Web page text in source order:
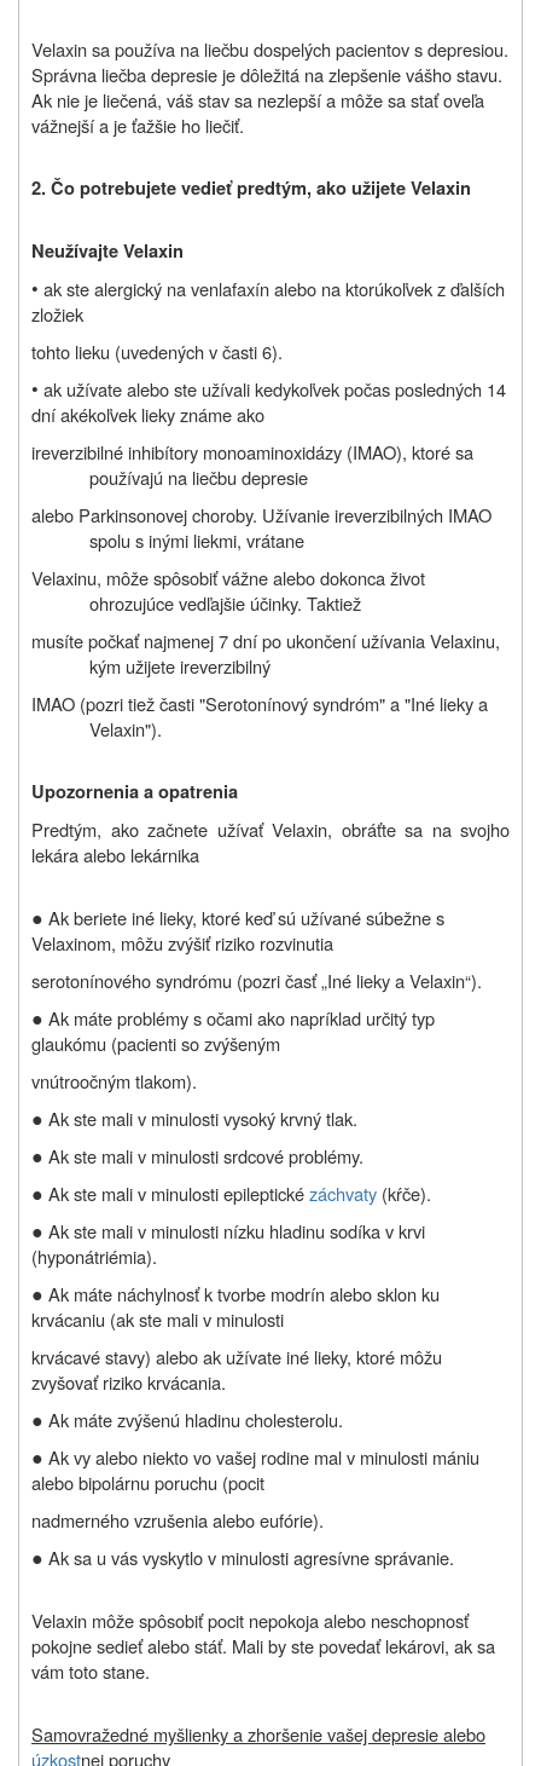
Velaxin sa používa na liečbu dospelých pacientov s depresiou.
Správna liečba depresie je dôležitá na zlepšenie vášho stavu.
Ak nie je liečená, váš stav sa nezlepší a môže sa stať oveľa
vážnejší a je ťažšie ho liečiť.
2. Čo potrebujete vedieť predtým, ako užijete Velaxin
Neužívajte Velaxin
• ak ste alergický na venlafaxín alebo na ktorúkoľvek z ďalších
zložiek
tohto lieku (uvedených v časti 6).
• ak užívate alebo ste užívali kedykoľvek počas posledných 14
dní akékoľvek lieky známe ako
ireverzibilné inhibítory monoaminoxidázy (IMAO), ktoré sa
používajú na liečbu depresie
alebo Parkinsonovej choroby. Užívanie ireverzibilných IMAO
spolu s inými liekmi, vrátane
Velaxinu, môže spôsobiť vážne alebo dokonca život
ohrozujúce vedľajšie účinky. Taktiež
musíte počkať najmenej 7 dní po ukončení užívania Velaxinu,
kým užijete ireverzibilný
IMAO (pozri tiež časti "Serotonínový syndróm" a "Iné lieky a
Velaxin").
Upozornenia a opatrenia
Predtým, ako začnete užívať Velaxin, obráťte sa na svojho
lekára alebo lekárnika
● Ak beriete iné lieky, ktoré keď sú užívané súbežne s
Velaxinom, môžu zvýšiť riziko rozvinutia
serotonínového syndrómu (pozri časť „Iné lieky a Velaxin“).
● Ak máte problémy s očami ako napríklad určitý typ
glaukómu (pacienti so zvýšeným
vnútroočným tlakom).
● Ak ste mali v minulosti vysoký krvný tlak.
● Ak ste mali v minulosti srdcové problémy.
● Ak ste mali v minulosti epileptickézáchvaty (kŕče).
● Ak ste mali v minulosti nízku hladinu sodíka v krvi
(hyponátriémia).
● Ak máte náchylnosť k tvorbe modrín alebo sklon ku
krvácaniu (ak ste mali v minulosti
krvácavé stavy) alebo ak užívate iné lieky, ktoré môžu
zvyšovať riziko krvácania.
● Ak máte zvýšenú hladinu cholesterolu.
● Ak vy alebo niekto vo vašej rodine mal v minulosti mániu
alebo bipolárnu poruchu (pocit
nadmerného vzrušenia alebo eufórie).
● Ak sa u vás vyskytlo v minulosti agresívne správanie.
Velaxin môže spôsobiť pocit nepokoja alebo neschopnosť
pokojne sedieť alebo stáť. Mali by ste povedať lekárovi, ak sa
vám toto stane.
Samovražedné myšlienky a zhoršenie vašej depresie alebo
úzkostnej poruchy